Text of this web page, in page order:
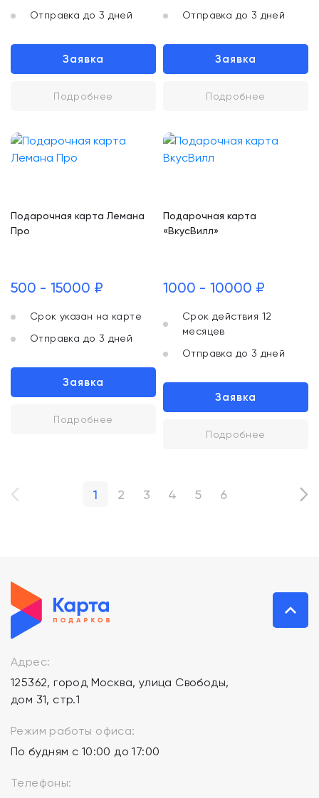
Отправка до 3 дней
Заявка
Подробнее
Отправка до 3 дней
Заявка
Подробнее
Подарочная карта Лемана
Про
500 - 15000 ₽
Срок указан на карте
Отправка до 3 дней
Заявка
Подробнее
Подарочная карта
«ВкусВилл»
1000 - 10000 ₽
Срок действия 12
месяцев
Отправка до 3 дней
Заявка
Подробнее
1 2 3 4 5 6
Адрес:
125362, город Москва, улица Свободы,
дом 31, стр.1
Режим работы офиса:
По будням с 10:00 до 17:00
Телефоны: